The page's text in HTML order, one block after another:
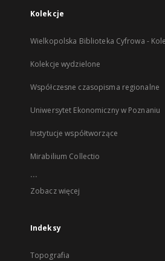
Kolekcje
Wielkopolska Biblioteka Cyfrowa -
Kolekcje wydzielone
Współczesne czasopisma regionalne
Uniwersytet Ekonomiczny w Poznaniu
Instytucje współtworzące
Mirabilium Collectio
...
Zobacz więcej
Indeksy
Topografia